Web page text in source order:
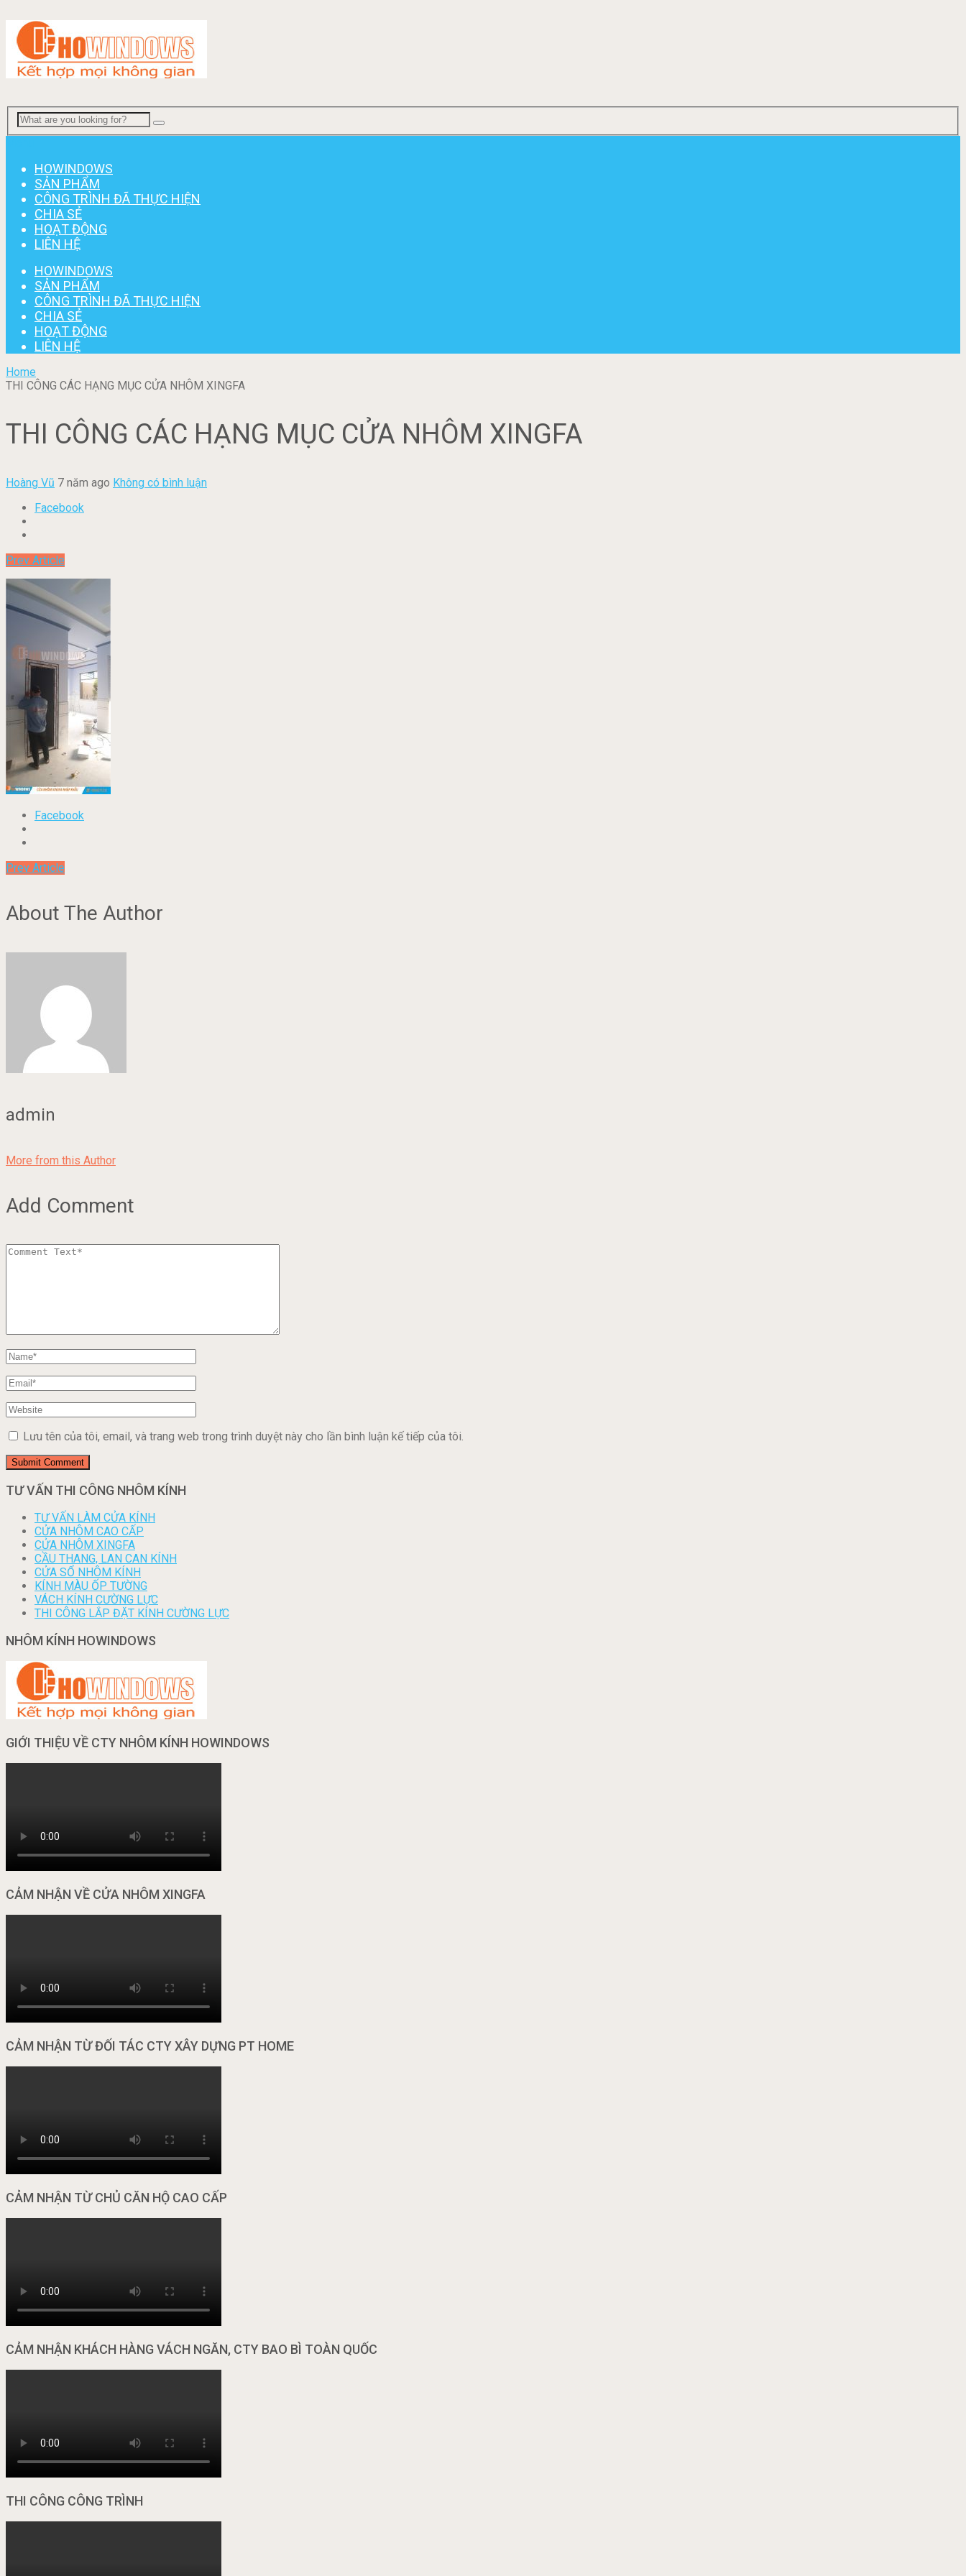
HOWINDOWS
SẢN PHẨM
CÔNG TRÌNH ĐÃ THỰC HIỆN
CHIA SẺ
HOẠT ĐỘNG
LIÊN HỆ
HOWINDOWS
SẢN PHẨM
CÔNG TRÌNH ĐÃ THỰC HIỆN
CHIA SẺ
HOẠT ĐỘNG
LIÊN HỆ
Home
THI CÔNG CÁC HẠNG MỤC CỬA NHÔM XINGFA
THI CÔNG CÁC HẠNG MỤC CỬA NHÔM XINGFA
Hoàng Vũ 7 năm ago Không có bình luận
Facebook
Prev Article
Facebook
Prev Article
About The Author
admin
More from this Author
Add Comment
Lưu tên của tôi, email, và trang web trong trình duyệt này cho lần bình luận kế tiếp của tôi.
TƯ VẤN THI CÔNG NHÔM KÍNH
TƯ VẤN LÀM CỬA KÍNH
CỬA NHÔM CAO CẤP
CỬA NHÔM XINGFA
CẦU THANG, LAN CAN KÍNH
CỬA SỔ NHÔM KÍNH
KÍNH MÀU ỐP TƯỜNG
VÁCH KÍNH CƯỜNG LỰC
THI CÔNG LẮP ĐẶT KÍNH CƯỜNG LỰC
NHÔM KÍNH HOWINDOWS
GIỚI THIỆU VỀ CTY NHÔM KÍNH HOWINDOWS
CẢM NHẬN VỀ CỬA NHÔM XINGFA
CẢM NHẬN TỪ ĐỐI TÁC CTY XÂY DỰNG PT HOME
CẢM NHẬN TỪ CHỦ CĂN HỘ CAO CẤP
CẢM NHẬN KHÁCH HÀNG VÁCH NGĂN, CTY BAO BÌ TOÀN QUỐC
THI CÔNG CÔNG TRÌNH